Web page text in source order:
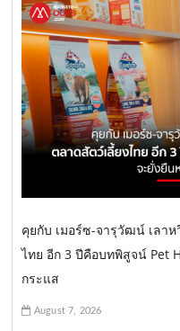
คุยกับ เมอร์ซ-จารุวัฒน์ เลา
ไทย อีก 3 ปีคือบทพิสูจน์ Pet
กระแส
August 7, 2026